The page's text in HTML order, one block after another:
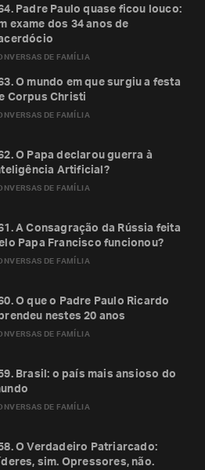
DE FAMÍLIA
Padre Paulo quase ficou louco:
exame dos 34 anos de
DE FAMÍLIA
O mundo em que surgiu a festa
Corpus Christi
DE FAMÍLIA
O Papa declarou guerra à
Artificial?
DE FAMÍLIA
A Consagração da Rússia feita
Papa Francisco funcionou?
DE FAMÍLIA
O que o Padre Paulo Ricardo
nestes 20 anos
DE FAMÍLIA
Brasil: o país mais ansioso do
O Verdadeiro Patriarcado:
sim. Opressores, não.